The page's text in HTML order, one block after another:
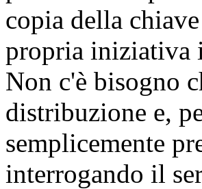
copia della
propria iniziativa
Non c'è bisogno
distribuzione e,
semplicemente
interrogando il